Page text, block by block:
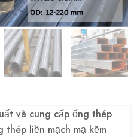
và cung cấp ống thép
thép liền mạch mạ kẽm